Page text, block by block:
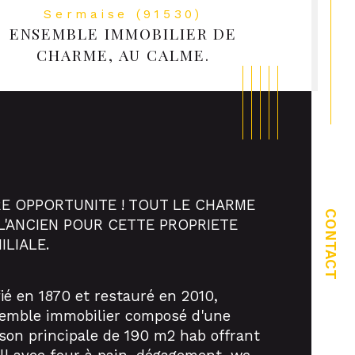
CONTACT
Sermaise (91530)
ENSEMBLE IMMOBILIER DE
CHARME, AU CALME.
Valeurs
de pièces
de niveaux
OPPORTUNITE ! TOUT LE CHARME
POUR CETTE PROPRIETE
en 1870 et restauré en 2010,
immobilier composé d'une
principale de 190 m2 hab offrant